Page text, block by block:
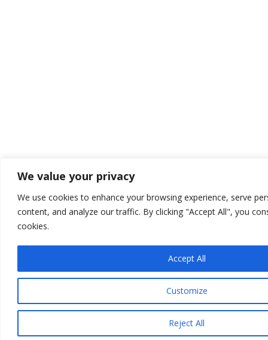
We value your privacy
We use cookies to enhance your browsing experience, serve
content, and analyze our traffic. By clicking "Accept All", you
cookies.
Customize
Reject All
Accept All